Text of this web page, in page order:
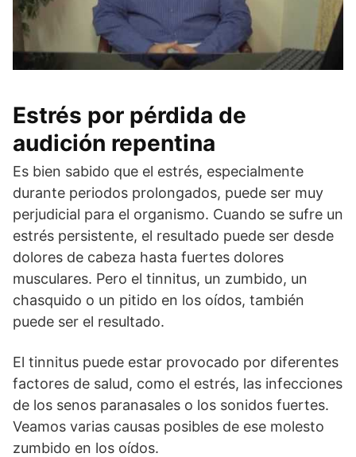
Estrés por pérdida de
audición repentina
Es bien sabido que el estrés, especialmente
durante periodos prolongados, puede ser muy
perjudicial para el organismo. Cuando se sufre un
estrés persistente, el resultado puede ser desde
dolores de cabeza hasta fuertes dolores
musculares. Pero el tinnitus, un zumbido, un
chasquido o un pitido en los oídos, también
puede ser el resultado.
El tinnitus puede estar provocado por diferentes
factores de salud, como el estrés, las infecciones
de los senos paranasales o los sonidos fuertes.
Veamos varias causas posibles de ese molesto
zumbido en los oídos.